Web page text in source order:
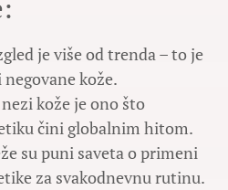
je više od trenda – to je
kože.
kože je ono što
čini globalnim hitom.
su puni saveta o primeni
za svakodnevnu rutinu.